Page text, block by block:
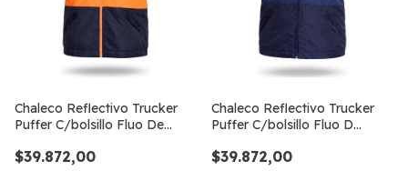
•Puños elastizados ajuste cómodo y seguro
adaptándose al movimiento natural sin generar
presión ni incomodidad.
•Talles del S al 4XL
•Colores: amarillo / naranja
Chaleco Reflectivo Trucker
Puffer C/bolsillo Fluo De
$39.872,00
Chaleco Reflectivo Trucker
Puffer C/bolsillo Fluo D
$39.872,00